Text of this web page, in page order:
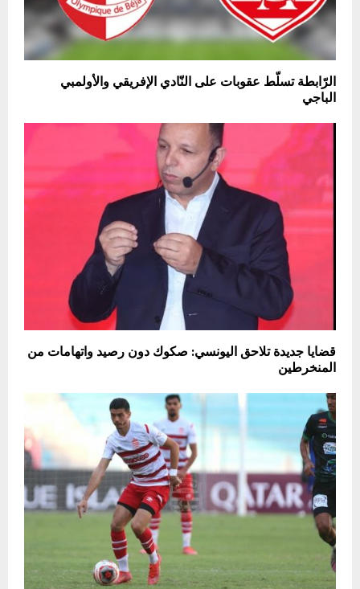
الرّابطة تسلّط عقوبات على النّادي الإفريقي والأولمبي
الباجي
قضايا جديدة تلاحق اليونسي: صكوك دون رصيد واتهامات من
المنخرطين